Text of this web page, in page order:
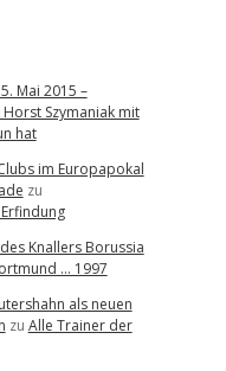
Mai 2015 –
Szymaniak mit
hat
im Europapokal
zu
Knallers Borussia
… 1997
als neuen
zu Alle Trainer der